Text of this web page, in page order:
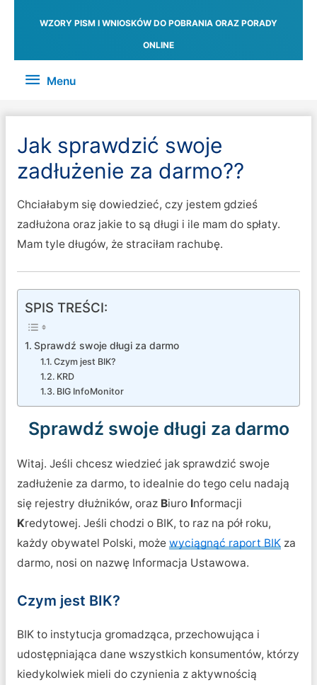
WZORY PISM I WNIOSKÓW DO POBRANIA ORAZ PORADY
ONLINE
Menu
Menu
Jak sprawdzić swoje
zadłużenie za darmo??
Chciałabym się dowiedzieć, czy jestem gdzieś
zadłużona oraz jakie to są długi i ile mam do spłaty.
Mam tyle długów, że straciłam rachubę.
SPIS TREŚCI:
Sprawdź swoje długi za darmo
Czym jest BIK?
KRD
BIG InfoMonitor
Sprawdź swoje długi za darmo
Witaj. Jeśli chcesz wiedzieć jak sprawdzić swoje
zadłużenie za darmo, to idealnie do tego celu nadają
się rejestry dłużników, oraz Biuro Informacji
Kredytowej. Jeśli chodzi o BIK, to raz na pół roku,
każdy obywatel Polski, może wyciągnąć raport BIKza
darmo, nosi on nazwę Informacja Ustawowa.
Czym jest BIK?
BIK to instytucja gromadząca, przechowująca i
udostępniająca dane wszystkich konsumentów, którzy
kiedykolwiek mieli do czynienia z aktywnością